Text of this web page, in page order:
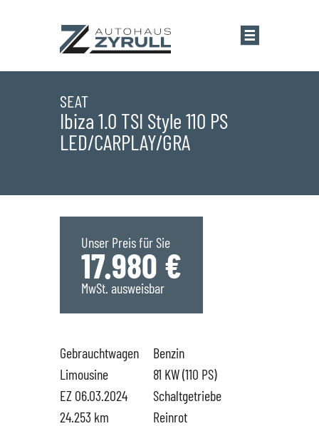
Startseite
Standorte
Saarwellingen
St. Wendel
Hüttigweiler
Marken
Übersicht
SEAT
CUPRA
Service
Gewerbekunden
Probefahrt
SEAT
Ibiza 1.0 TSI Style 110 PS
LED/CARPLAY/GRA
Unser Preis für Sie
17.980 €
MwSt. ausweisbar
Gebrauchtwagen
Limousine
EZ 06.03.2024
24.253 km
Benzin
81 KW (110 PS)
Schaltgetriebe
Reinrot